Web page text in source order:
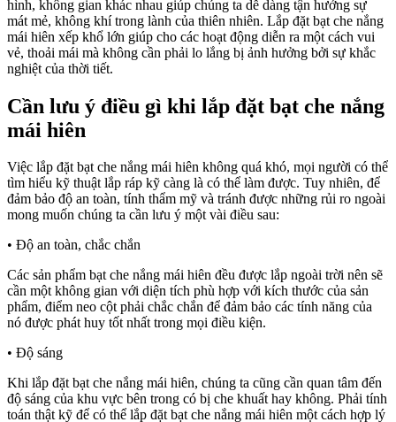
hình, không gian khác nhau giúp chúng ta dễ dàng tận hưởng sự
mát mẻ, không khí trong lành của thiên nhiên. Lắp đặt bạt che nắng
mái hiên xếp khổ lớn giúp cho các hoạt động diễn ra một cách vui
vẻ, thoải mái mà không cần phải lo lắng bị ảnh hưởng bởi sự khắc
nghiệt của thời tiết.
Cần lưu ý điều gì khi lắp đặt bạt che nắng
mái hiên
Việc lắp đặt bạt che nắng mái hiên không quá khó, mọi người có thể
tìm hiểu kỹ thuật lắp ráp kỹ càng là có thể làm được. Tuy nhiên, để
đảm bảo độ an toàn, tính thẩm mỹ và tránh được những rủi ro ngoài
mong muốn chúng ta cần lưu ý một vài điều sau:
• Độ an toàn, chắc chắn
Các sản phẩm bạt che nắng mái hiên đều được lắp ngoài trời nên sẽ
cần một không gian với diện tích phù hợp với kích thước của sản
phẩm, điểm neo cột phải chắc chắn để đảm bảo các tính năng của
nó được phát huy tốt nhất trong mọi điều kiện.
• Độ sáng
Khi lắp đặt bạt che nắng mái hiên, chúng ta cũng cần quan tâm đến
độ sáng của khu vực bên trong có bị che khuất hay không. Phải tính
toán thật kỹ để có thể lắp đặt bạt che nắng mái hiên một cách hợp lý